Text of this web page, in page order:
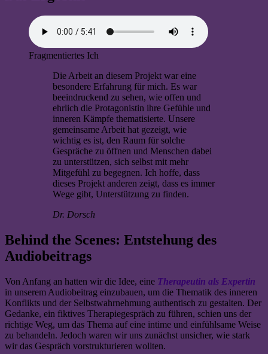
Fragmentiertes Ich
Die Arbeit an diesem Projekt war eine
besondere Erfahrung für mich. Es war
beeindruckend zu sehen, wie offen und
ehrlich die Protagonistin ihre Gefühle und
inneren Kämpfe thematisierte. Unsere
gemeinsame Arbeit hat gezeigt, wie
wichtig es ist, den Raum für solche
Gespräche zu öffnen und Menschen dabei
zu unterstützen, sich selbst mit mehr
Mitgefühl zu begegnen. Ich hoffe, dass
dieses Projekt anderen zeigt, dass es immer
Wege gibt, Unterstützung zu finden.
Dr. Dorsch
Behind the Scenes: Entstehung des
Audiobeitrags
Von Anfang an hatten wir die Idee, eine Therapeutin als Expertin
in unserem Audiobeitrag einzubauen, um die Thematik des inneren
Konflikts und der Selbstwahrnehmung authentisch zu gestalten. Der
Gedanke, ein fiktives Therapiegespräch zu führen, schien uns der
richtige Weg, um das Thema auf eine intime und einfühlsame Weise
zu behandeln. Jedoch waren wir uns zunächst unsicher, wie stark
wir das Gespräch vorstrukturieren wollten.